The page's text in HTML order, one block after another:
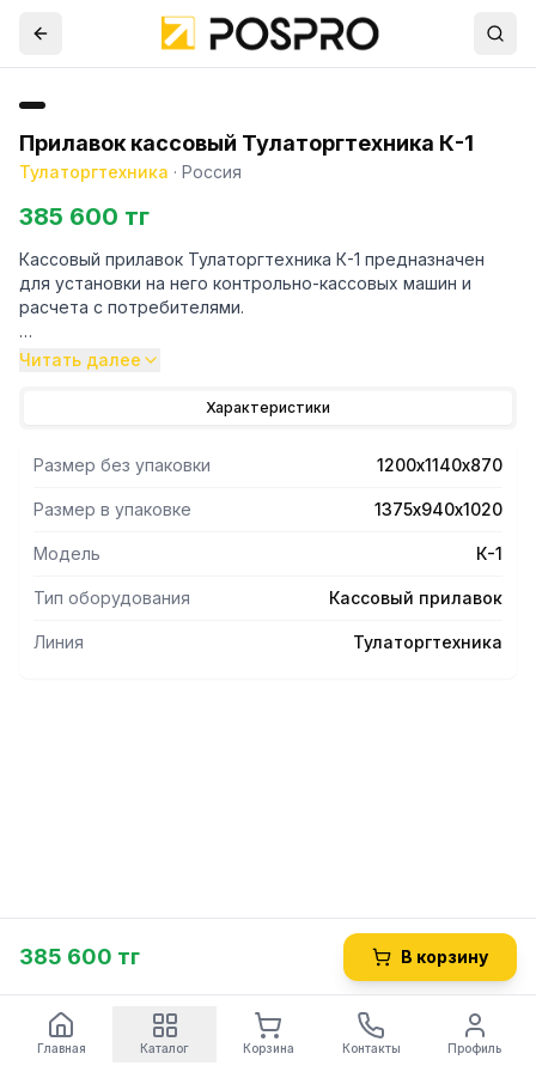
Прилавок кассовый Тулаторгтехника К-1
Тулаторгтехника · Россия
385 600 тг
Кассовый прилавок Тулаторгтехника К-1 предназначен
для установки на него контрольно-кассовых машин и
расчета с потребителями.
Выполнен из нержавеющей стали.
Читать далее
Характеристики
Размер без упаковки 1200х1140х870
Размер в упаковке 1375х940х1020
Модель К-1
Тип оборудования Кассовый прилавок
Линия Тулаторгтехника
385 600 тг В корзину
Главная Каталог Корзина Контакты Профиль